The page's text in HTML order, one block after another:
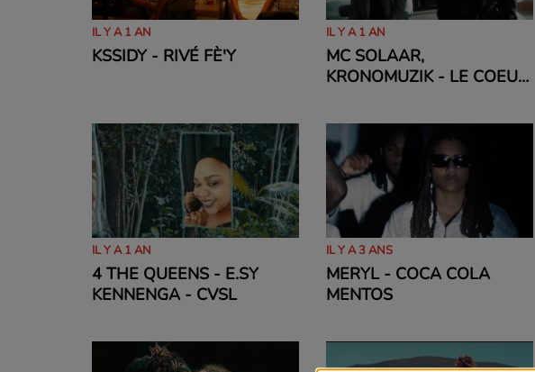
IL Y A 1 AN
KSSIDY - RIVÉ FÈ'Y
IL Y A 1 AN
MC SOLAAR,
KRONOMUZIK - LE COEUR
IL Y A 1 AN
4 THE QUEENS - E.SY
KENNENGA - CVSL
IL Y A 3 ANS
MERYL - COCA COLA
MENTOS